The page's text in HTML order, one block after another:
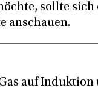
sollte
anschauen.
auf Induktion